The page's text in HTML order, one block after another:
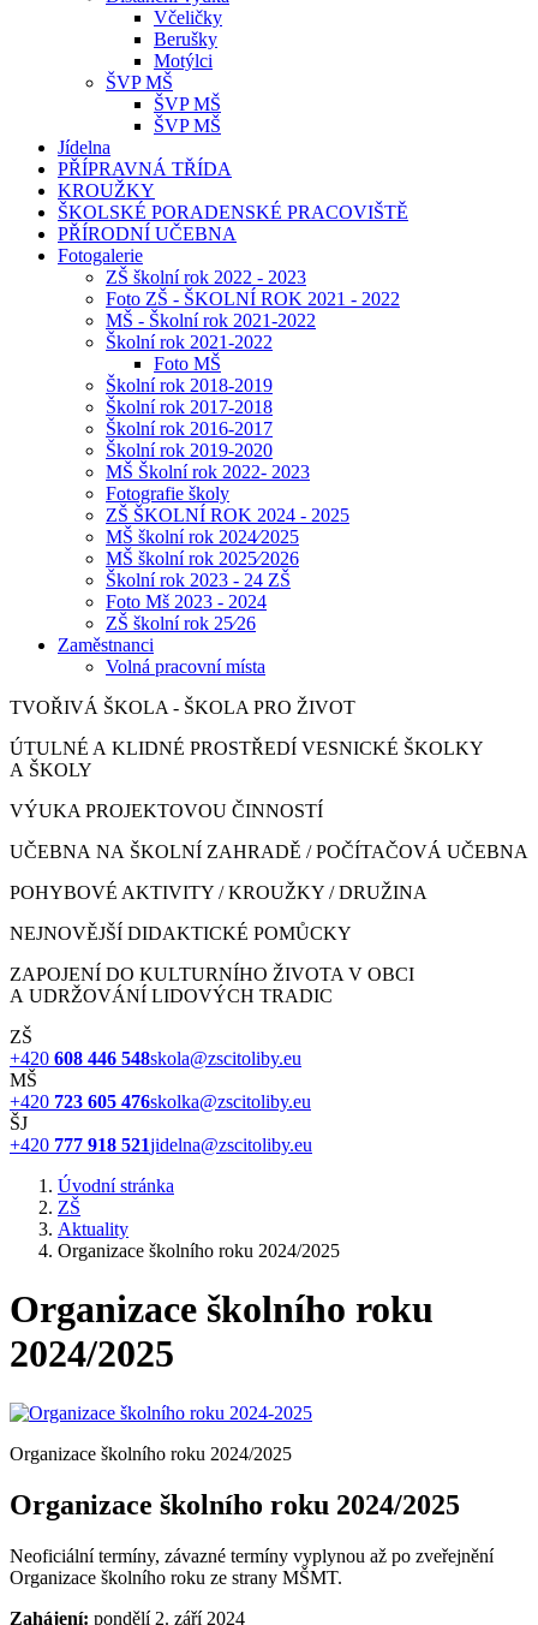
Včeličky
Berušky
Motýlci
ŠVP MŠ
ŠVP MŠ
ŠVP MŠ
Jídelna
PŘÍPRAVNÁ TŘÍDA
KROUŽKY
ŠKOLSKÉ PORADENSKÉ PRACOVIŠTĚ
PŘÍRODNÍ UČEBNA
Fotogalerie
ZŠ školní rok 2022 - 2023
Foto ZŠ - ŠKOLNÍ ROK 2021 - 2022
MŠ - Školní rok 2021-2022
Školní rok 2021-2022
Foto MŠ
Školní rok 2018-2019
Školní rok 2017-2018
Školní rok 2016-2017
Školní rok 2019-2020
MŠ Školní rok 2022- 2023
Fotografie školy
ZŠ ŠKOLNÍ ROK 2024 - 2025
MŠ školní rok 2024⁄2025
MŠ školní rok 2025⁄2026
Školní rok 2023 - 24 ZŠ
Foto Mš 2023 - 2024
ZŠ školní rok 25⁄26
Zaměstnanci
Volná pracovní místa
TVOŘIVÁ ŠKOLA - ŠKOLA PRO ŽIVOT
ÚTULNÉ A KLIDNÉ PROSTŘEDÍ VESNICKÉ ŠKOLKY
A ŠKOLY
VÝUKA PROJEKTOVOU ČINNOSTÍ
UČEBNA NA ŠKOLNÍ ZAHRADĚ / POČÍTAČOVÁ UČEBNA
POHYBOVÉ AKTIVITY / KROUŽKY / DRUŽINA
NEJNOVĚJŠÍ DIDAKTICKÉ POMŮCKY
ZAPOJENÍ DO KULTURNÍHO ŽIVOTA V OBCI
A UDRŽOVÁNÍ LIDOVÝCH TRADIC
ZŠ
+420 608 446 548skola@zscitoliby.eu
MŠ
+420 723 605 476skolka@zscitoliby.eu
ŠJ
+420 777 918 521jidelna@zscitoliby.eu
Úvodní stránka
ZŠ
Aktuality
Organizace školního roku 2024/2025
Organizace školního roku
2024/2025
Organizace školního roku 2024/2025
Organizace školního roku 2024/2025
Neoficiální termíny, závazné termíny vyplynou až po zveřejnění
Organizace školního roku ze strany MŠMT.
Zahájení: pondělí 2. září 2024